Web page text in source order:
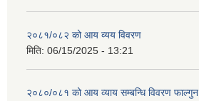
२०८१/०८२ को आय व्यय विवरण
मिति: 06/15/2025 - 13:21
२०८०/०८१ को आय व्याय सम्बन्धि विवरण फाल्गुन